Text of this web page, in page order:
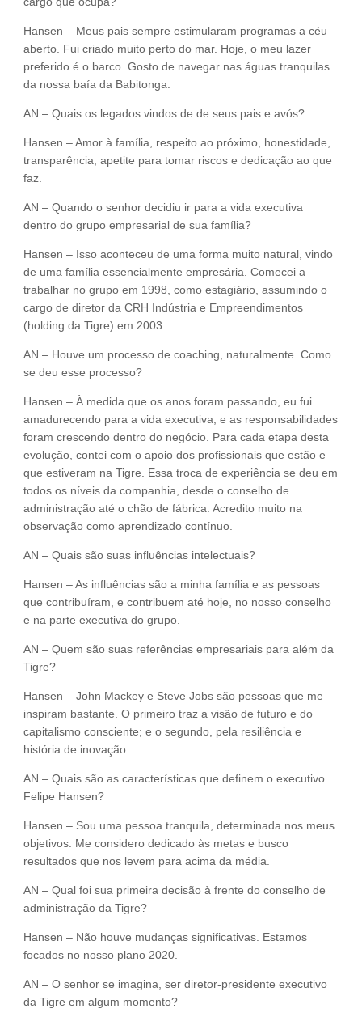
Hansen – Meus pais sempre estimularam programas a céu
aberto. Fui criado muito perto do mar. Hoje, o meu lazer
preferido é o barco. Gosto de navegar nas águas tranquilas
da nossa baía da Babitonga.
AN – Quais os legados vindos de de seus pais e avós?
Hansen – Amor à família, respeito ao próximo, honestidade,
transparência, apetite para tomar riscos e dedicação ao que
faz.
AN – Quando o senhor decidiu ir para a vida executiva
dentro do grupo empresarial de sua família?
Hansen – Isso aconteceu de uma forma muito natural, vindo
de uma família essencialmente empresária. Comecei a
trabalhar no grupo em 1998, como estagiário, assumindo o
cargo de diretor da CRH Indústria e Empreendimentos
(holding da Tigre) em 2003.
AN – Houve um processo de coaching, naturalmente. Como
se deu esse processo?
Hansen – À medida que os anos foram passando, eu fui
amadurecendo para a vida executiva, e as responsabilidades
foram crescendo dentro do negócio. Para cada etapa desta
evolução, contei com o apoio dos profissionais que estão e
que estiveram na Tigre. Essa troca de experiência se deu em
todos os níveis da companhia, desde o conselho de
administração até o chão de fábrica. Acredito muito na
observação como aprendizado contínuo.
AN – Quais são suas influências intelectuais?
Hansen – As influências são a minha família e as pessoas
que contribuíram, e contribuem até hoje, no nosso conselho
e na parte executiva do grupo.
AN – Quem são suas referências empresariais para além da
Tigre?
Hansen – John Mackey e Steve Jobs são pessoas que me
inspiram bastante. O primeiro traz a visão de futuro e do
capitalismo consciente; e o segundo, pela resiliência e
história de inovação.
AN – Quais são as características que definem o executivo
Felipe Hansen?
Hansen – Sou uma pessoa tranquila, determinada nos meus
objetivos. Me considero dedicado às metas e busco
resultados que nos levem para acima da média.
AN – Qual foi sua primeira decisão à frente do conselho de
administração da Tigre?
Hansen – Não houve mudanças significativas. Estamos
focados no nosso plano 2020.
AN – O senhor se imagina, ser diretor-presidente executivo
da Tigre em algum momento?